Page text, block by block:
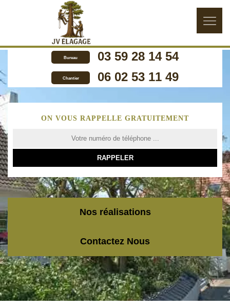
Bureau 03 59 28 14 54
Chantier 06 02 53 11 49
ON VOUS RAPPELLE GRATUITEMENT
Nos réalisations
Contactez Nous